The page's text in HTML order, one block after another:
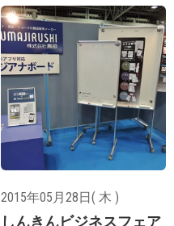
2015年05月28日( 木 )
しんきんビジネスフェア